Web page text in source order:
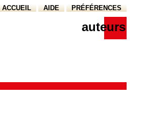
ACCUEIL AIDE PRÉFÉRENCES
auteurs